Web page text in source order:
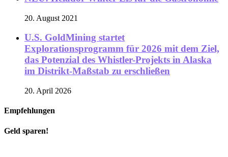
20. August 2021
U.S. GoldMining startet
Explorationsprogramm für 2026 mit dem Ziel,
das Potenzial des Whistler-Projekts in Alaska
im Distrikt-Maßstab zu erschließen
20. April 2026
Empfehlungen
Geld sparen!